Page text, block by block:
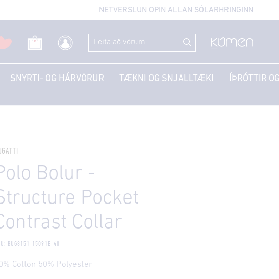
NETVERSLUN OPIN ALLAN SÓLARHRINGINN
SNYRTI- OG HÁRVÖRUR TÆKNI OG SNJALLTÆKI ÍÞRÓTTIR
Bolur -
Pocket
Collar
BUG8151-15091E-40
Cotton 50% Polyester